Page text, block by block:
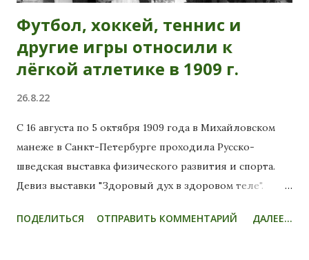
Футбол, хоккей, теннис и
другие игры относили к
лёгкой атлетике в 1909 г.
26.8.22
С 16 августа по 5 октября 1909 года в Михайловском
манеже в Санкт-Петербурге проходила Русско-
шведская выставка физического развития и спорта.
Девиз выставки "Здоровый дух в здоровом теле".
княгиня Мария Павловна, внучки императора
ПОДЕЛИТЬСЯ ОТПРАВИТЬ КОММЕНТАРИЙ ДАЛЕЕ...